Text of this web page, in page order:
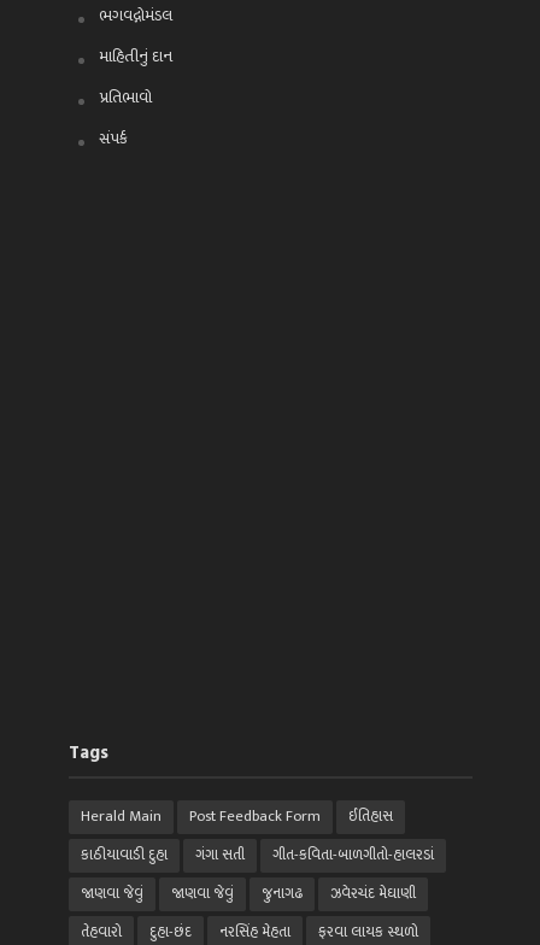
ભગવદ્ગોમંડલ
માહિતીનું દાન
પ્રતિભાવો
સંપર્ક
Tags
Herald Main Post Feedback Form
ઈતિહાસ
કાઠીયાવાડી દુહા
ગંગા સતી
ગીત-કવિતા-બાળગીતો-હાલરડાં
જાણવા જેવું
જાણવા જેવું જુનાગઢ
ઝવેરચંદ મેઘાણી
તેહવારો
દુહા-છંદ નરસિંહ મેહતા ફરવા લાયક સ્થળો